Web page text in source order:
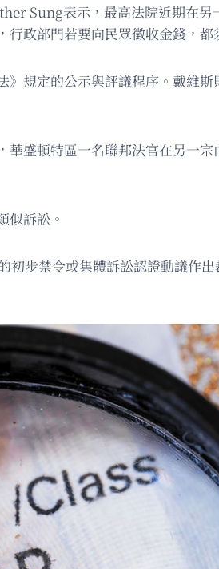
Sung表示，最高法院近期在
政部門若要向民眾徵收金錢，都
規定的公示與評議程序。戴維
盛頓特區一名聯邦法官在另一
似訴訟。
步禁令或集體訴訟認證動議作